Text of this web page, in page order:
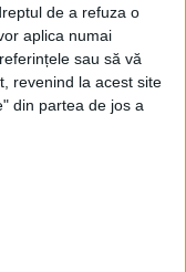
de a refuza o
aplica numai
sau să vă
revenind la acest site
din partea de jos a
și școlile ar
teatrul ar trebui
să cumpere
copii, și ar
Totodată,